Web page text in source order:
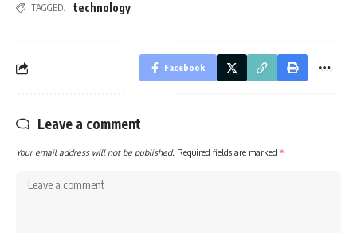
TAGGED: technology
Facebook
Leave a comment
Your email address will not be published. Required fields are marked *